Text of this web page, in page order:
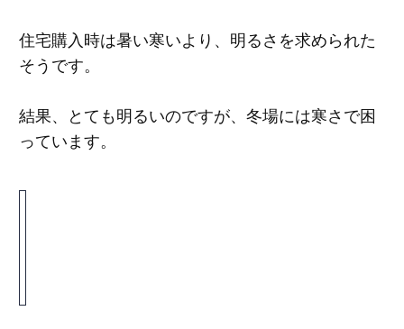
住宅購入時は暑い寒いより、明るさを求められた
そうです。
結果、とても明るいのですが、冬場には寒さで困
っています。